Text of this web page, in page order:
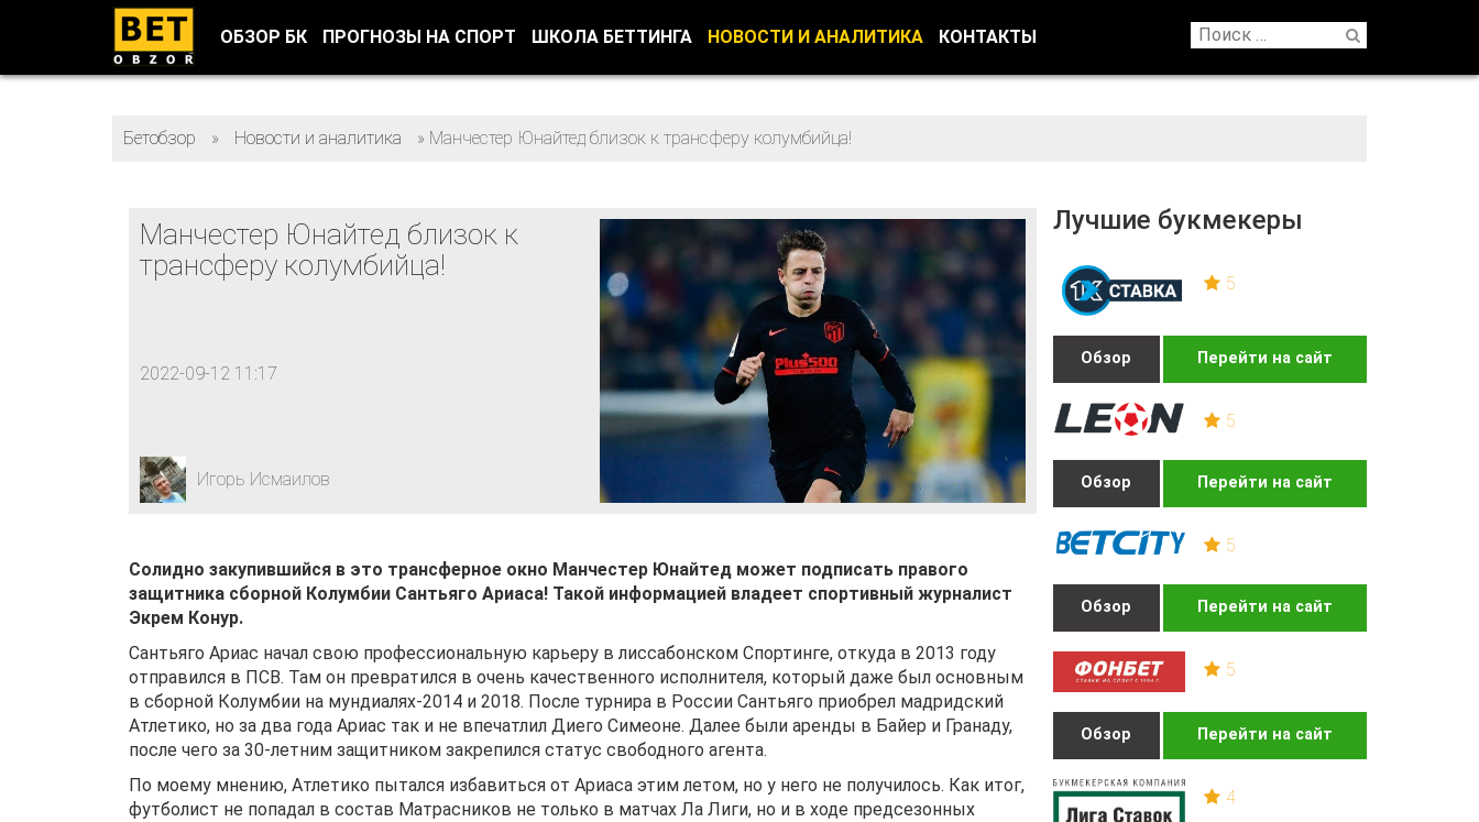
ОБЗОР БК ПРОГНОЗЫ НА СПОРТ ШКОЛА БЕТТИНГА НОВОСТИ И АНАЛИТИКА КОНТАКТЫ
Бетобзор » Новости и аналитика » Манчестер Юнайтед близок к трансферу колумбийца!
Лучшие букмекеры
5
Обзор Перейти на сайт
5
Обзор Перейти на сайт
5
Обзор Перейти на сайт
5
Обзор Перейти на сайт
4
Манчестер Юнайтед близок к
трансферу колумбийца!
2022-09-12 11:17
Игорь Исмаилов
Солидно закупившийся в это трансферное окно Манчестер Юнайтед может подписать правого
защитника сборной Колумбии Сантьяго Ариаса! Такой информацией владеет спортивный журналист
Экрем Конур.
Сантьяго Ариас начал свою профессиональную карьеру в лиссабонском Спортинге, откуда в 2013 году
отправился в ПСВ. Там он превратился в очень качественного исполнителя, который даже был основным
в сборной Колумбии на мундиалях-2014 и 2018. После турнира в России Сантьяго приобрел мадридский
Атлетико, но за два года Ариас так и не впечатлил Диего Симеоне. Далее были аренды в Байер и Гранаду,
после чего за 30-летним защитником закрепился статус свободного агента.
По моему мнению, Атлетико пытался избавиться от Ариаса этим летом, но у него не получилось. Как итог,
футболист не попадал в состав Матрасников не только в матчах Ла Лиги, но и в ходе предсезонных